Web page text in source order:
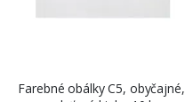
Farebné obálky C5, obyčajné,